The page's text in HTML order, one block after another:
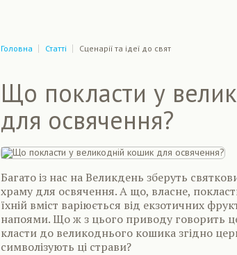
Головна Статті Сценарiї та iдеї до свят
Що покласти у
для освячення?
Багато із нас на Великдень зберуть
храму для освячення. А що, власне,
їхній вміст варіюється від екзотичних
напоями. Що ж з цього приводу говорить
класти до великоднього кошика згідно
символізують ці страви?